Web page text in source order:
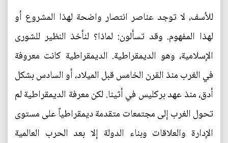
للأسف، لا توجد عناصر انتصار واضحة لهذا المشروع أو
لهذا المفهوم. وقد تسألون: لماذا؟ لنأخذ النظير للشورى
الإسلامية، وهو الديمقراطية. الديمقراطية كانت معروفة
في الغرب منذ القرن الخامس قبل الميلاد، أو السادس بشكل
أدق، منذ عهد بركليس في أثينا. لكن معرفة الديمقراطية لم
تحول الغرب إلى مجتمعات متقدمة ديمقراطياً على مستوى
الإدارة والعلاقات وبناء الدولة إلا بعد الحرب العالمية